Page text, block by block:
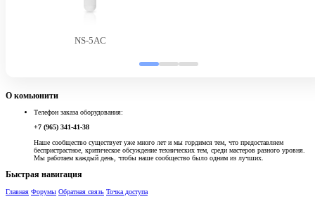
NS-5AC
О комьюнити
Телефон заказа оборудования:
+7 (965) 341-41-38
Наше сообщество существует уже много лет и мы гордимся тем, что предоставляем
беспристрастное, критическое обсуждение технических тем, среди мастеров разного уровня.
Мы работаем каждый день, чтобы наше сообщество было одним из лучших.
Быстрая навигация
Главная Форумы Обратная связь Точка доступа